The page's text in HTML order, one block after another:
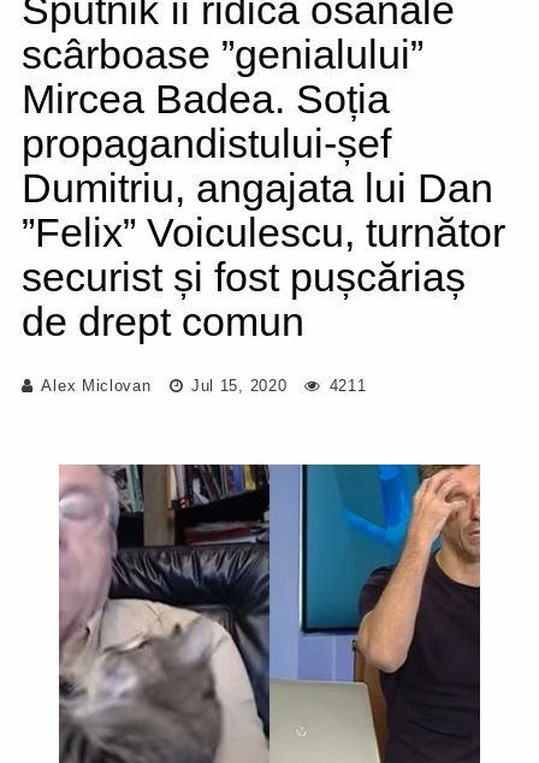
Sputnik îi ridică osanale
scârboase ”genialului”
Mircea Badea. Soția
propagandistului-șef
Dumitriu, angajata lui Dan
”Felix” Voiculescu, turnător
securist și fost pușcăriaș
de drept comun
Alex Miclovan Jul 15, 2020 4211